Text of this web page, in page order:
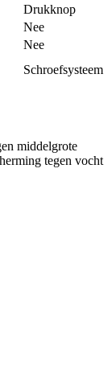
Drukknop
Nee
Nee
Schroefsysteem
middelgrote
tegen vocht